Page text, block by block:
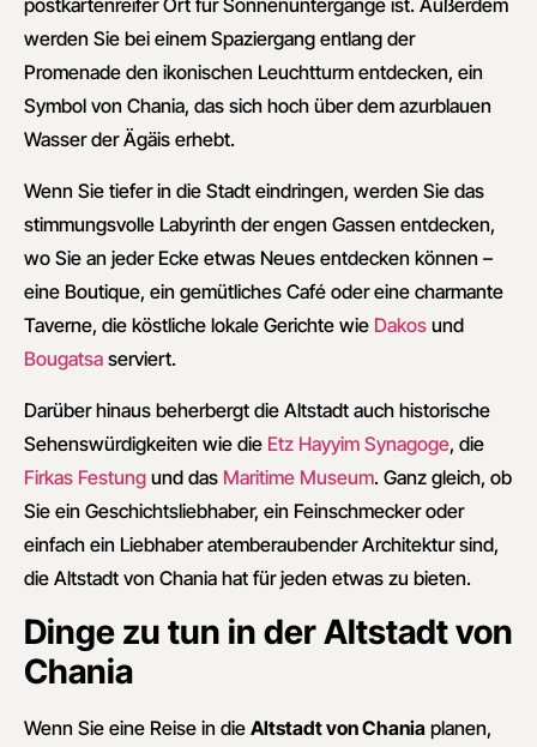
werden Sie bei einem Spaziergang entlang der
Promenade den ikonischen Leuchtturm entdecken, ein
Symbol von Chania, das sich hoch über dem azurblauen
Wasser der Ägäis erhebt.
Wenn Sie tiefer in die Stadt eindringen, werden Sie das
stimmungsvolle Labyrinth der engen Gassen entdecken,
wo Sie an jeder Ecke etwas Neues entdecken können –
eine Boutique, ein gemütliches Café oder eine charmante
Taverne, die köstliche lokale Gerichte wie Dakos und
Bougatsa serviert.
Darüber hinaus beherbergt die Altstadt auch historische
Sehenswürdigkeiten wie die Etz Hayyim Synagoge, die
Firkas Festung und das Maritime Museum. Ganz gleich, ob
Sie ein Geschichtsliebhaber, ein Feinschmecker oder
einfach ein Liebhaber atemberaubender Architektur sind,
die Altstadt von Chania hat für jeden etwas zu bieten.
Dinge zu tun in der Altstadt von
Chania
Wenn Sie eine Reise in die Altstadt von Chania planen,